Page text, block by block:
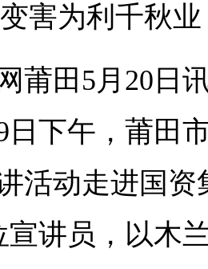
害为利千秋
莆田5月20日
日下午，莆田
活动走进国
宣讲员，以木